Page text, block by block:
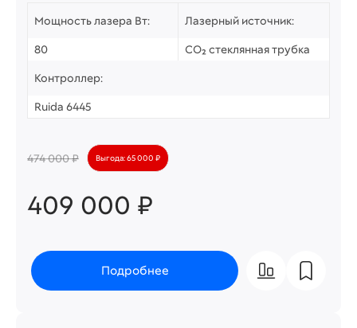
Мощность лазера Вт:
80
Лазерный источник:
CO₂ стеклянная трубка
Контроллер:
Ruida 6445
474 000 ₽ Выгода: 65 000 ₽
409 000 ₽
Подробнее